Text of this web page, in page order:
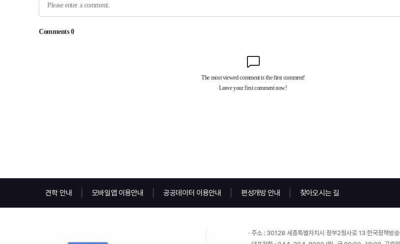
견학 안내 모바일앱 이용안내 공공데이터 이용안내 편성개방 안내 찾아오시는 길
주소 : 30128 세종특별자치시 정부2청사로 13 한국정책방